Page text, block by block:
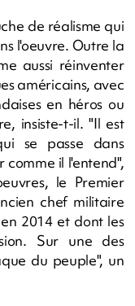
de réalisme qui
l'oeuvre. Outre la
aussi réinventer
américains, avec
en héros ou
insiste-t-il. "Il est
se passe dans
il l'entend",
le Premier
chef militaire
2014 et dont les
Sur une des
du peuple", un